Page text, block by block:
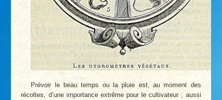
Prévoir le beau temps ou la pluie est, au moment des
récoltes, d’une importance extrême pour le cultivateur ; aussi